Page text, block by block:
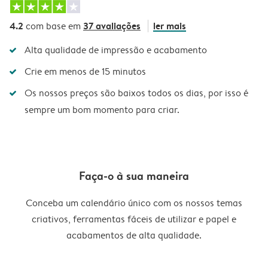
4.2 com base em 37 avaliações ler mais
Alta qualidade de impressão e acabamento
Crie em menos de 15 minutos
Os nossos preços são baixos todos os dias, por isso é
sempre um bom momento para criar.
Faça-o à sua maneira
Conceba um calendário único com os nossos temas
criativos, ferramentas fáceis de utilizar e papel e
acabamentos de alta qualidade.